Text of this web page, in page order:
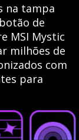
na tampa
de
MSI Mystic
milhões de
com
para